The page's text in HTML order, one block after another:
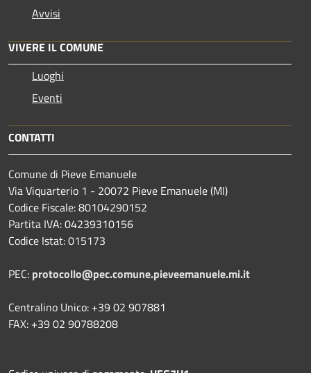
Avvisi
VIVERE IL COMUNE
Luoghi
Eventi
CONTATTI
Comune di Pieve Emanuele
Via Viquarterio 1 - 20072 Pieve Emanuele (MI)
Codice Fiscale: 80104290152
Partita IVA: 04239310156
Codice Istat: 015173
PEC: protocollo@pec.comune.pieveemanuele.mi.it
Centralino Unico: +39 02 907881
FAX: +39 02 90788208